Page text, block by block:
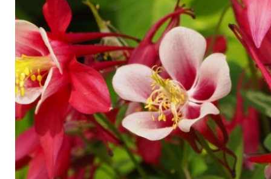
Plantes méditerranéennes et exotiques
Rosiers
Plantes
Plantes
Plantes
Lavande